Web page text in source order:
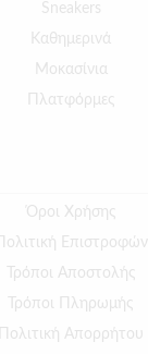
Sneakers
Καθημερινά
Μοκασίνια
Πλατφόρμες
Όροι Χρήσης
Πολιτική Επιστροφών
Τρόποι Αποστολής
Τρόποι Πληρωμής
Πολιτική Απορρήτου